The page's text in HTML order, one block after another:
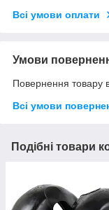
Всі умови оплати
Умови
Повернення товару
Всі умови
Подібні товари